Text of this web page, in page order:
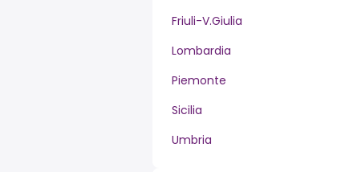
Friuli-V.Giulia
Lombardia
Piemonte
Sicilia
Umbria